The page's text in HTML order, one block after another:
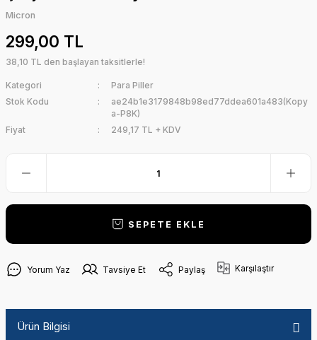
Micron
299,00 TL
38,10 TL den başlayan taksitlerle!
Kategori
Para Piller
Stok Kodu
ae24b1e3179848b98ed77ddea601a483(Kopy
a-P8K)
Fiyat
249,17 TL + KDV
SEPETE EKLE
Yorum Yaz Tavsiye Et Paylaş Karşılaştır
Ürün Bilgisi